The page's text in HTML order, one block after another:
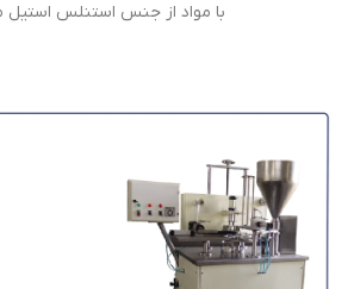
با مواد از جنس استنلس استيل